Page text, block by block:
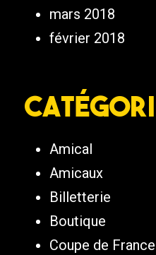
mars 2018
février 2018
Amical
Amicaux
Billetterie
Boutique
Coupe de France